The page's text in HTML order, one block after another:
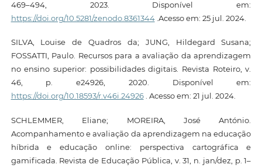
469–494, 2023. Disponível em:
https://doi.org/10.5281/zenodo.8361344.Acesso em: 25 jul. 2024.
SILVA, Louise de Quadros da; JUNG, Hildegard Susana;
FOSSATTI, Paulo. Recursos para a avaliação da aprendizagem
no ensino superior: possibilidades digitais. Revista Roteiro, v.
46, p. e24926, 2020. Disponível em:
https://doi.org/10.18593/r.v46i.24926. Acesso em: 21 jul. 2024.
SCHLEMMER, Eliane; MOREIRA, José António.
Acompanhamento e avaliação da aprendizagem na educação
híbrida e educação online: perspectiva cartográfica e
gamificada. Revista de Educação Pública, v. 31, n. jan/dez, p. 1–